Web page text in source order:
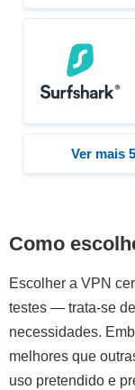
Ver mais
Como
Escolher a VPN
testes — trata-se
necessidades.
melhores que
uso pretendido e